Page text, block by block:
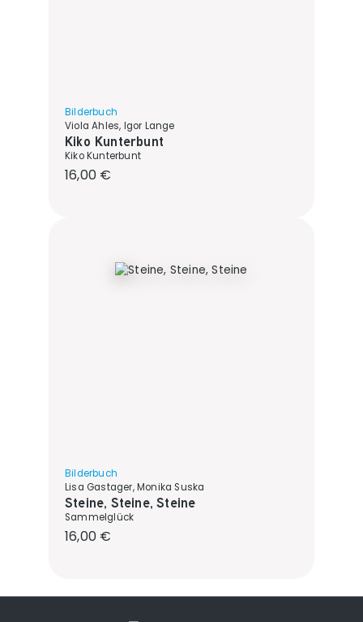
Bilderbuch
Viola Ahles, Igor Lange
Kiko Kunterbunt
Kiko Kunterbunt
Regulärer Preis:
16,00 €
Bilderbuch
Lisa Gastager, Monika Suska
Steine, Steine, Steine
Sammelglück
Regulärer Preis:
16,00 €